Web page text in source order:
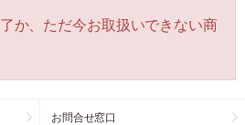
か、ただ今お取扱いできない商
お問合せ窓口